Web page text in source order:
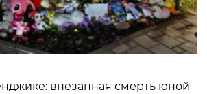
внезапная смерть юной